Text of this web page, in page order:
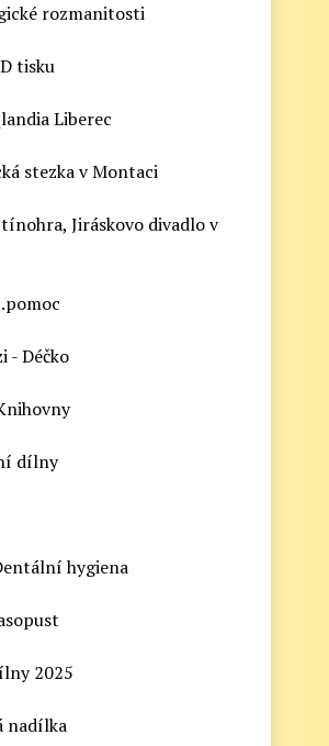
rozmanitosti
tisku
Liberec
stezka v Montaci
Jiráskovo divadlo v
- Déčko
dílny
hygiena
2025
nadílka